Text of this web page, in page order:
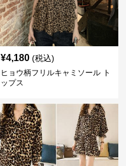
¥4,180 (税込)
ヒョウ柄フリルキャミソール ト
ップス